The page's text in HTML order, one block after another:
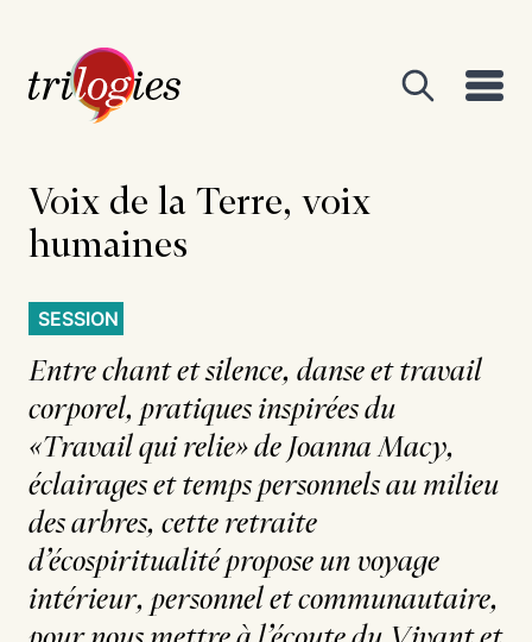
Voix de la Terre, voix
humaines
SESSION
Entre chant et silence, danse et travail
corporel, pratiques inspirées du
«Travail qui relie» de Joanna Macy,
éclairages et temps personnels au milieu
des arbres, cette retraite
d’écospiritualité propose un voyage
intérieur, personnel et communautaire,